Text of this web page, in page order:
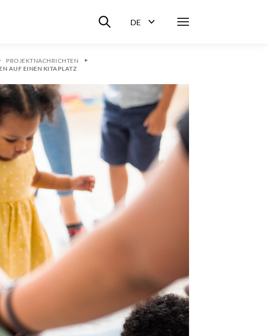
Suche ein-/ausblenden
DE
Menü
PROJEKTNACHRICHTEN
AUF EINEN KITAPLATZ